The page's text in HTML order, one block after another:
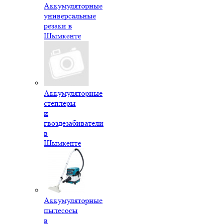
Аккумуляторные
универсальные
резаки в
Шымкенте
Аккумуляторные
степлеры
и
гвоздезабиватели
в
Шымкенте
Аккумуляторные
пылесосы
в